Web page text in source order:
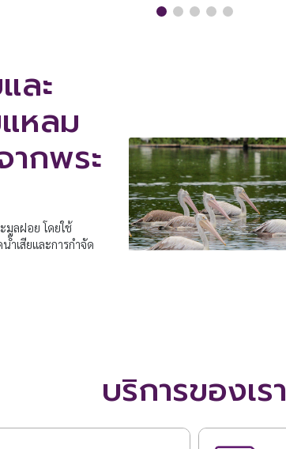
ละ
หลม
ากพระ
มูลฝอย โดยใช้
ำเสียและการกำจัด
บริการของเรา